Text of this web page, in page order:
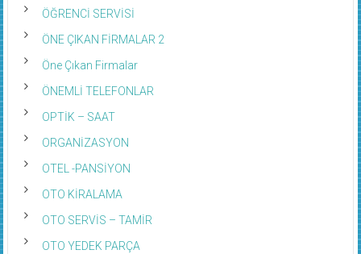
ÖĞRENCİ SERVİSİ
ÖNE ÇIKAN FİRMALAR 2
Öne Çıkan Firmalar
ÖNEMLİ TELEFONLAR
OPTİK – SAAT
ORGANİZASYON
OTEL -PANSİYON
OTO KİRALAMA
OTO SERVİS – TAMİR
OTO YEDEK PARÇA